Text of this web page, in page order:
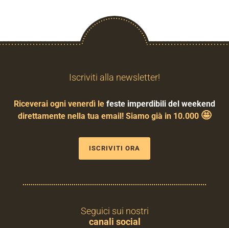
Iscriviti alla newsletter!
Riceverai ogni venerdì le feste imperdibili del weekend
direttamente nella tua email! Siamo già in 10.000 🤩
ISCRIVITI ORA
Seguici sui nostri
canali social